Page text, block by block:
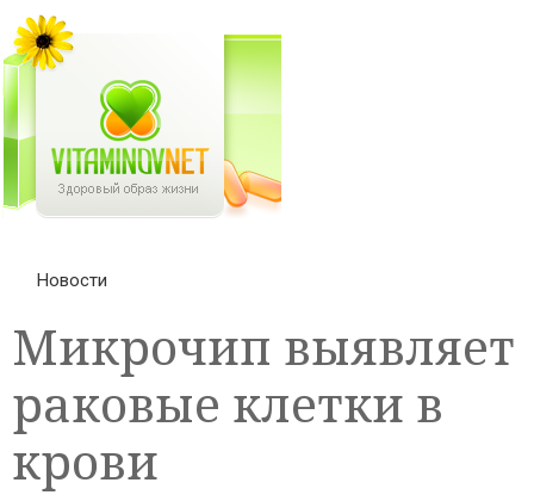
Новости
Микрочип выявляет
раковые клетки в
крови